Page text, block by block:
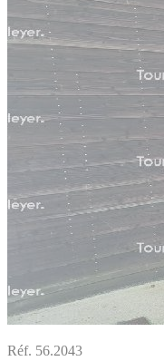
Réf. 56.2043